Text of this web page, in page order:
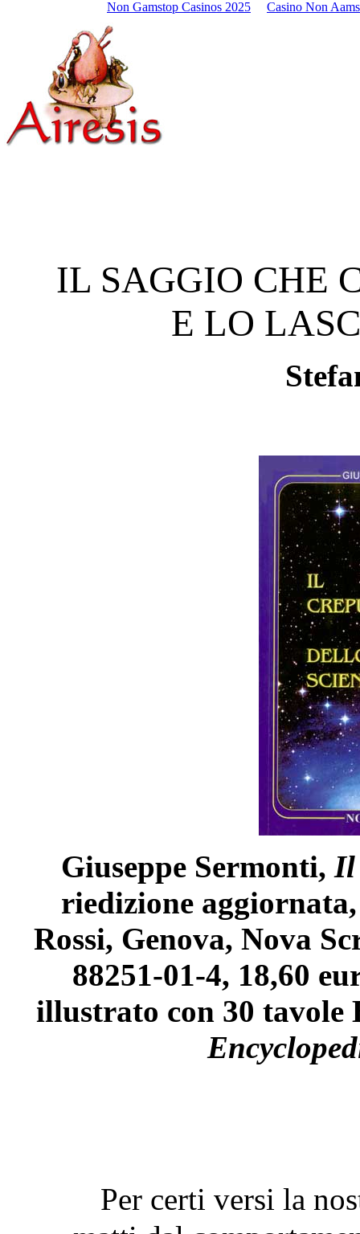
Non Gamstop Casinos 2025 Casino Non Aams
IL SAGGIO CHE
E LO
Giuseppe Sermonti, Il
riedizione
Rossi, Genova, Nova
88251-01-4, 18,60
illustrato con 30 tavole
Per certi versi la